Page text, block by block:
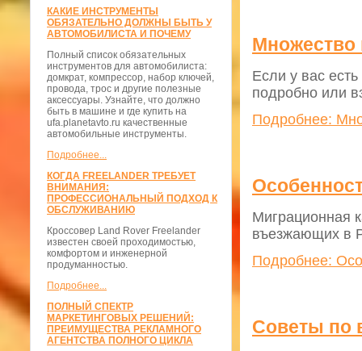
КАКИЕ ИНСТРУМЕНТЫ
ОБЯЗАТЕЛЬНО ДОЛЖНЫ БЫТЬ У
АВТОМОБИЛИСТА И ПОЧЕМУ
Полный список обязательных
инструментов для автомобилиста:
домкрат, компрессор, набор ключей,
провода, трос и другие полезные
аксессуары. Узнайте, что должно
быть в машине и где купить на
ufa.planetavto.ru качественные
автомобильные инструменты.
Подробнее...
КОГДА FREELANDER ТРЕБУЕТ
ВНИМАНИЯ:
ПРОФЕССИОНАЛЬНЫЙ ПОДХОД К
ОБСЛУЖИВАНИЮ
Кроссовер Land Rover Freelander
известен своей проходимостью,
комфортом и инженерной
продуманностью.
Подробнее...
ПОЛНЫЙ СПЕКТР
МАРКЕТИНГОВЫХ РЕШЕНИЙ:
ПРЕИМУЩЕСТВА РЕКЛАМНОГО
АГЕНТСТВА ПОЛНОГО ЦИКЛА
Множество
Если у вас
подробно или
Подробнее:
Миграционная
въезжающих в
Подробнее:
Советы по